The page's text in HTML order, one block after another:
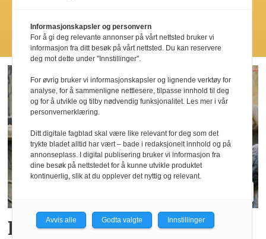
Les flere
Rekordsommer for
Informasjonskapsler og personvern
For å gi deg relevante annonser på vårt nettsted bruker vi
informasjon fra ditt besøk på vårt nettsted. Du kan reservere
deg mot dette under "Innstillinger".
For øvrig bruker vi informasjonskapsler og lignende verktøy for
analyse, for å sammenligne nettlesere, tilpasse innhold til deg
og for å utvikle og tilby nødvendig funksjonalitet. Les mer i vår
personvernerklæring.
Ditt digitale fagblad skal være like relevant for deg som det
trykte bladet alltid har vært – bade i redaksjonelt innhold og på
annonseplass. I digital publisering bruker vi informasjon fra
dine besøk på nettstedet for å kunne utvikle produktet
kontinuerlig, slik at du opplever det nyttig og relevant.
Avvis alle Godta valgte Innstillinger